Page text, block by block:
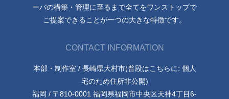
ーバの構築・管理に至るまで全てをワンストップで
ご提案できることが一つの大きな特徴です。
CONTACT INFORMATION
本部・制作室 / 長崎県大村市(普段はこちらに: 個人
宅のため住所非公開)
福岡 / 〒810-0001 福岡県福岡市中央区天神4丁目6-